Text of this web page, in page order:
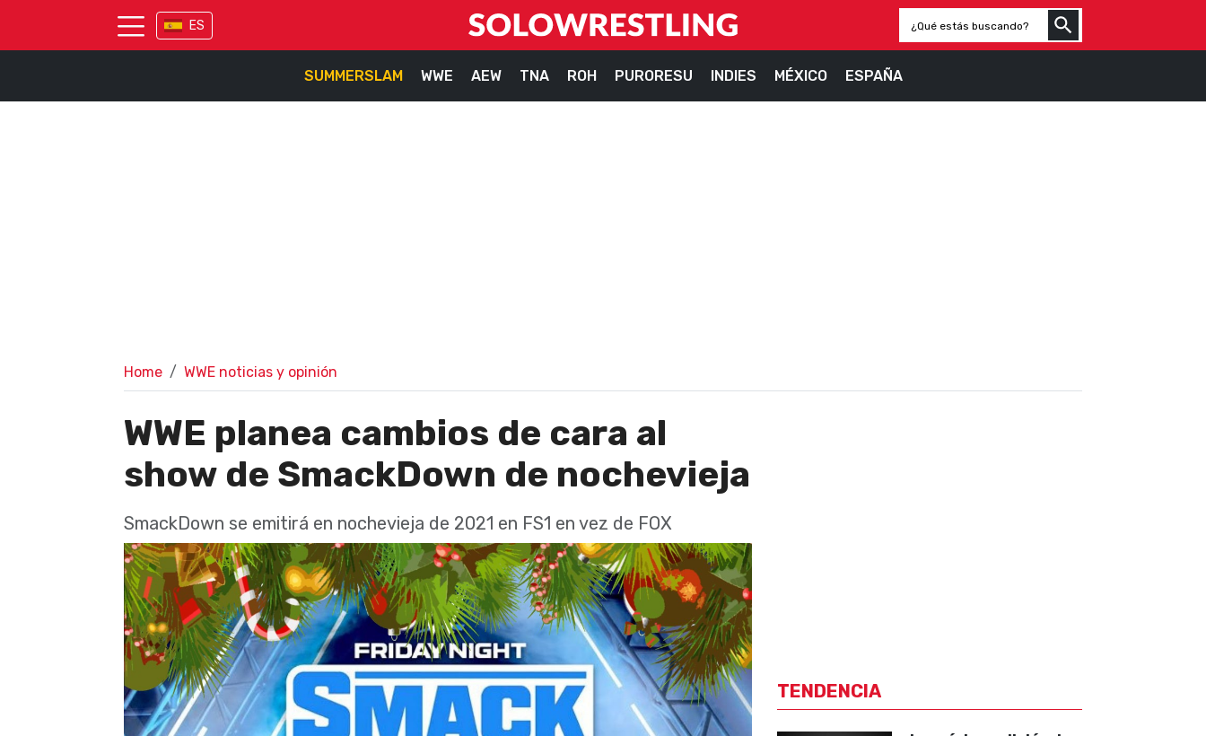
ES
SUMMERSLAM WWE AEW TNA ROH PURORESU INDIES MÉXICO ESPAÑA
Home WWE noticias y opinión
WWE planea cambios de cara al
show de SmackDown de nochevieja
SmackDown se emitirá en nochevieja de 2021 en FS1 en vez de FOX
TENDENCIA